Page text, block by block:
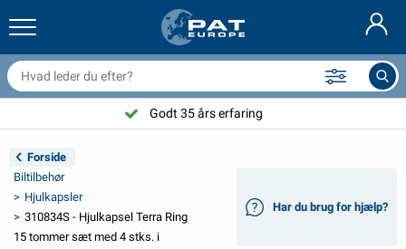
& tilbehør
udstyr til trailer
Belysning
Belysning Aspöck
indvendig
& solprodukter
& 24V tilbehør
& autocamper udvendig
& bobil invendig
til gas
og beslag
og sjækler
Brandslukker & brandtæpper
produkter
Nederlands
Deutsch
English
Français
Godt 35 års erfaring
Forside
Biltilbehør
Hjulkapsler
310834S - Hjulkapsel Terra Ring
15 tommer sæt med 4 stks. i
Har du brug for hjælp?